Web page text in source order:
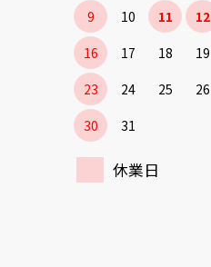
9
10 11 12
16
17 18 19
23
24 25 26
30
31
休業日